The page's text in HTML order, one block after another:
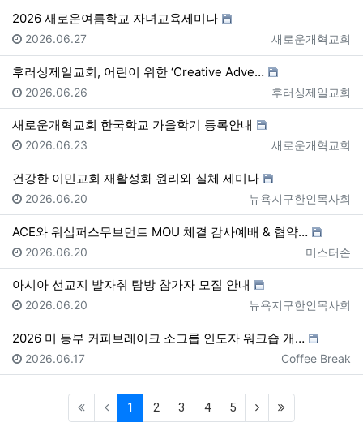
2026 새로운여름학교 자녀교육세미나
등록자
새로운개혁교회
등록일
2026.06.27
후러싱제일교회, 어린이 위한 ‘Creative Adve…
등록자
후러싱제일교회
등록일
2026.06.26
새로운개혁교회 한국학교 가을학기 등록안내
등록자
새로운개혁교회
등록일
2026.06.23
건강한 이민교회 재활성화 원리와 실체 세미나
등록자
뉴욕지구한인목사회
등록일
2026.06.20
ACE와 워십퍼스무브먼트 MOU 체결 감사예배 & 협약…
등록자
미스터손
등록일
2026.06.20
아시아 선교지 발자취 탐방 참가자 모집 안내
등록자
뉴욕지구한인목사회
등록일
2026.06.20
2026 미 동부 커피브레이크 소그룹 인도자 워크숍 개…
등록자
Coffee Break
등록일
2026.06.17
1 (current)
2 3 4 5 (next)